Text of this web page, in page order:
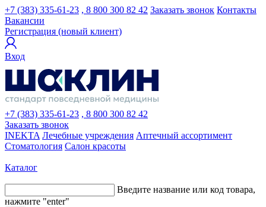
+7 (383) 335-61-23 , 8 800 300 82 42 Заказать звонок Контакты
Вакансии
Регистрация (новый клиент)
Вход
+7 (383) 335-61-23 , 8 800 300 82 42
Заказать звонок
INEKTA Лечебные учреждения Аптечный ассортимент
Стоматология Салон красоты
Каталог
Введите название или код товара,
нажмите "enter"